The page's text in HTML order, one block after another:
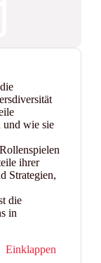
und wie sie
ihrer
Strategien,
die
in
Einklappen